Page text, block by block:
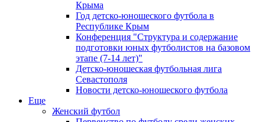
Крыма
Год детско-юношеского футбола в
Республике Крым
Конференция "Структура и содержание
подготовки юных футболистов на базовом
этапе (7-14 лет)"
Детско-юношеская футбольная лига
Севастополя
Новости детско-юношеского футбола
Еще
Женский футбол